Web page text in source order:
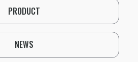
PRODUCT
NEWS